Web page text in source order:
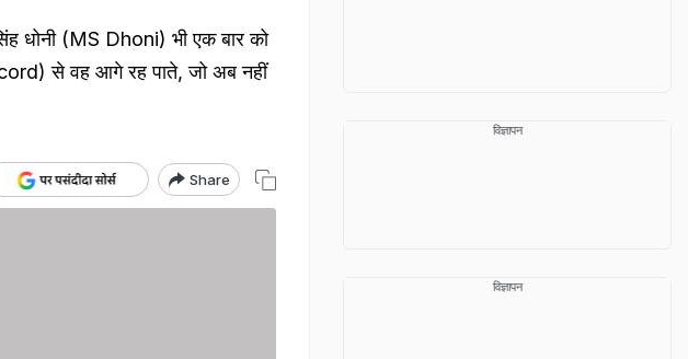
(MS Dhoni) भी एक बार को
से वह आगे रह पाते, जो अब नहीं
Share
विज्ञापन
विज्ञापन